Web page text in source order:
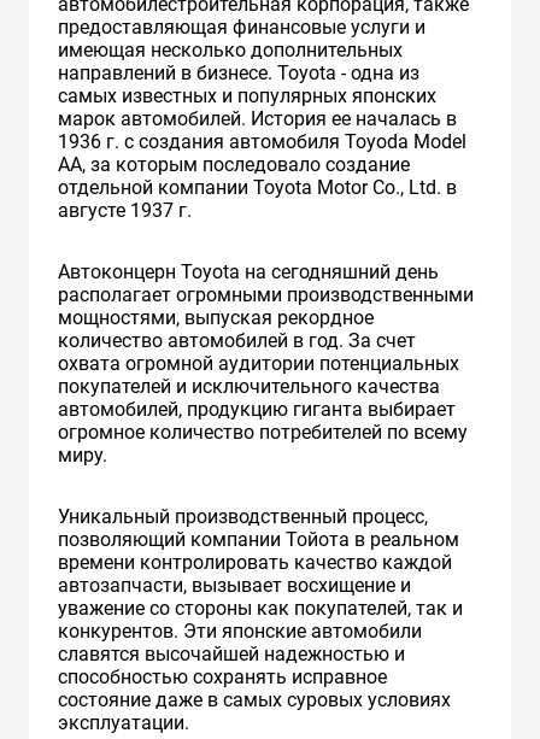
предоставляющая финансовые услуги и
имеющая несколько дополнительных
направлений в бизнесе. Toyota - одна из
самых известных и популярных японских
марок автомобилей. История ее началась в
1936 г. с создания автомобиля Toyoda Model
AA, за которым последовало создание
отдельной компании Toyota Motor Co., Ltd. в
августе 1937 г.
Автоконцерн Toyota на сегодняшний день
располагает огромными производственными
мощностями, выпуская рекордное
количество автомобилей в год. За счет
охвата огромной аудитории потенциальных
покупателей и исключительного качества
автомобилей, продукцию гиганта выбирает
огромное количество потребителей по всему
миру.
Уникальный производственный процесс,
позволяющий компании Тойота в реальном
времени контролировать качество каждой
автозапчасти, вызывает восхищение и
уважение со стороны как покупателей, так и
конкурентов. Эти японские автомобили
славятся высочайшей надежностью и
способностью сохранять исправное
состояние даже в самых суровых условиях
эксплуатации.